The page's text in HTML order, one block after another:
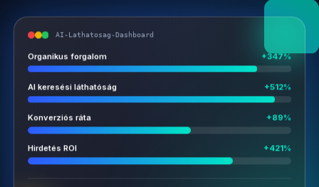
Organikus forgalom +347%
AI keresési láthatóság +512%
Konverziós ráta +89%
Hirdetés ROI +421%